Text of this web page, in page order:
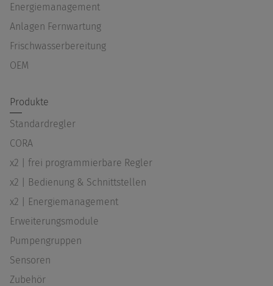
Energiemanagement
Anlagen Fernwartung
Frischwasserbereitung
OEM
Produkte
Standardregler
CORA
x2 | frei programmierbare Regler
x2 | Bedienung & Schnittstellen
x2 | Energiemanagement
Erweiterungsmodule
Pumpengruppen
Sensoren
Zubehör